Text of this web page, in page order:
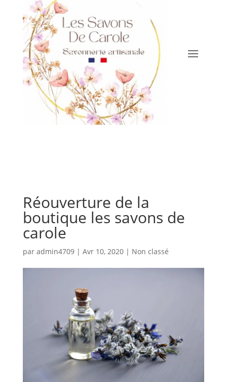
Réouverture de la
boutique les savons de
carole
par admin4709| Avr 10, 2020| Non classé